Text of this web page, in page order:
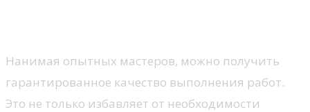
Нанимая опытных мастеров, можно получить
гарантированное качество выполнения работ.
Это не только избавляет от необходимости